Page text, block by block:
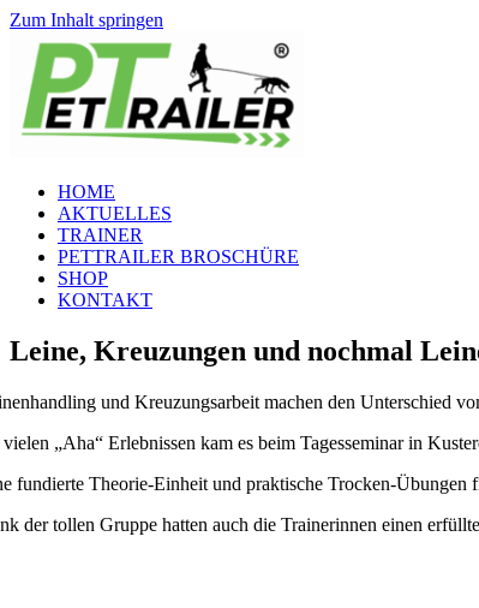
Zum Inhalt springen
HOME
AKTUELLES
TRAINER
PETTRAILER BROSCHÜRE
SHOP
KONTAKT
Leine, Kreuzungen und nochmal
und Kreuzungsarbeit machen den Unterschied
„Aha“ Erlebnissen kam es beim Tagesseminar in
fundierte Theorie-Einheit und praktische Trocken-Übungen
der tollen Gruppe hatten auch die Trainerinnen einen